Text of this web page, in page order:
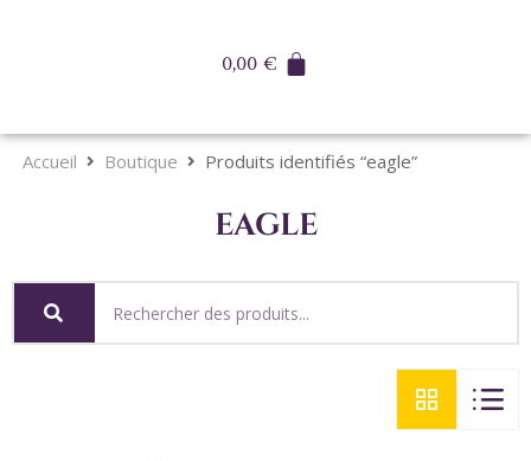
0,00€
Accueil Boutique Produits identifiés “eagle”
eagle